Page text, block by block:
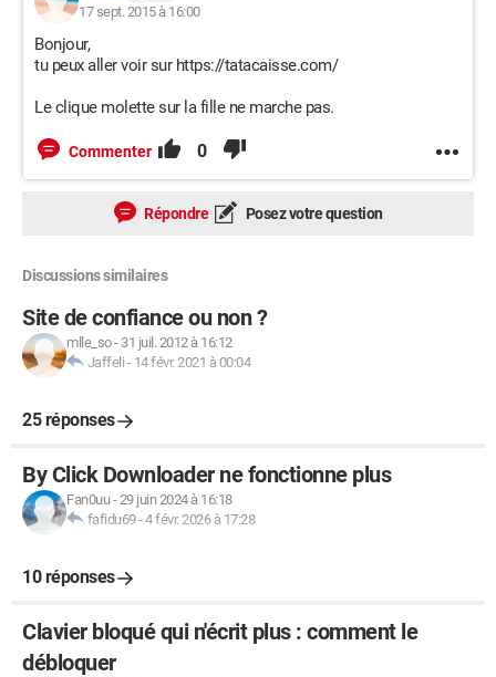
17 sept. 2015 à 16:00
Bonjour,
tu peux aller voir sur https://tatacaisse.com/
Le clique molette sur la fille ne marche pas.
Commenter 0
Répondre Posez votre question
Discussions similaires
Site de confiance ou non ?
mlle_so- 31 juil. 2012 à 16:12
Jaffeli - 14 févr. 2021 à 00:04
25 réponses
By Click Downloader ne fonctionne plus
Fan0uu-29 juin 2024 à 16:18
fafidu69-4 févr. 2026 à 17:28
10 réponses
Clavier bloqué qui n'écrit plus : comment le
débloquer